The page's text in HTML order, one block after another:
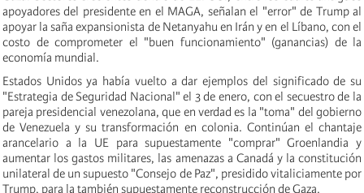
apoyadores del presidente en el MAGA, señalan el "error" de Trump al
apoyar la saña expansionista de Netanyahu en Irán y en el Líbano, con el
costo de comprometer el "buen funcionamiento" (ganancias) de la
economía mundial.
Estados Unidos ya había vuelto a dar ejemplos del significado de su
"Estrategia de Seguridad Nacional" el 3 de enero, con el secuestro de la
pareja presidencial venezolana, que en verdad es la "toma" del gobierno
de Venezuela y su transformación en colonia. Continúan el chantaje
arancelario a la UE para supuestamente "comprar" Groenlandia y
aumentar los gastos militares, las amenazas a Canadá y la constitución
unilateral de un supuesto "Consejo de Paz", presidido vitaliciamente por
Trump, para la también supuestamente reconstrucción de Gaza.